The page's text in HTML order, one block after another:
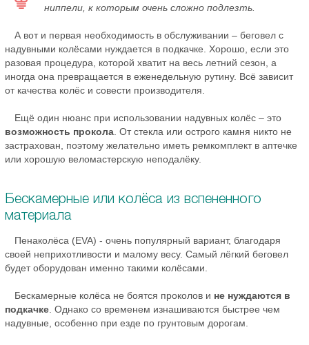
ниппели, к которым очень сложно подлезть.
А вот и первая необходимость в обслуживании – беговел с
надувными колёсами нуждается в подкачке. Хорошо, если это
разовая процедура, которой хватит на весь летний сезон, а
иногда она превращается в еженедельную рутину. Всё зависит
от качества колёс и совести производителя.
Ещё один нюанс при использовании надувных колёс – это
возможность прокола . От стекла или острого камня никто не
застрахован, поэтому желательно иметь ремкомплект в аптечке
или хорошую веломастерскую неподалёку.
Бескамерные или колёса из вспененного
материала
Пенаколёса (EVA) - очень популярный вариант, благодаря
своей неприхотливости и малому весу. Самый лёгкий беговел
будет оборудован именно такими колёсами.
Бескамерные колёса не боятся проколов и не нуждаются в
подкачке . Однако со временем изнашиваются быстрее чем
надувные, особенно при езде по грунтовым дорогам.